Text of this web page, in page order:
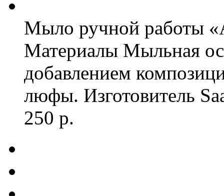
Мыло ручной работы
Материалы Мыльная
добавлением
люфы. Изготовитель
250 р.